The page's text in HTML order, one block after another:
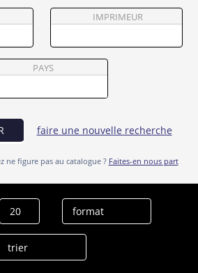
IMPRIMEUR
PAYS
faire une nouvelle recherche
ne figure pas au catalogue ? Faites-en nous part